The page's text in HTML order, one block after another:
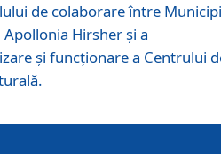
de colaborare între
Hirsher și a
și funcționare a Centrului